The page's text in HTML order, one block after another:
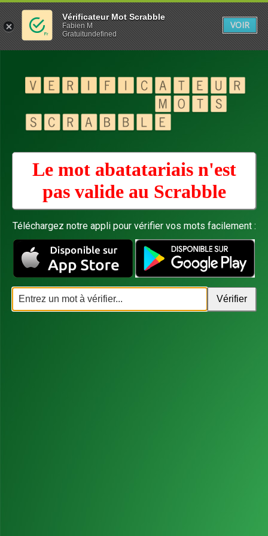
Le mot abatatariais n'est
pas valide au Scrabble
Téléchargez notre appli pour vérifier vos mots facilement :
Vérificateur Mot Scrabble
Fabien M
Gratuitundefined
VOIR